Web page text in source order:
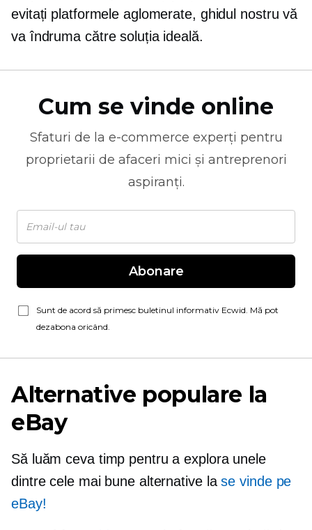
evitați platformele aglomerate, ghidul nostru vă
va îndruma către soluția ideală.
Cum se vinde online
Sfaturi de la e-commerce experți pentru
proprietarii de afaceri mici și antreprenori
aspiranți.
Abonare
Sunt de acord să primesc buletinul informativ Ecwid. Mă pot
dezabona oricând.
Alternative populare la
eBay
Să luăm ceva timp pentru a explora unele
dintre cele mai bune alternative lase vinde pe
eBay!